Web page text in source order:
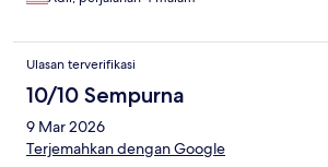
Ulasan terverifikasi
10/10 Sempurna
9 Mar 2026
Terjemahkan dengan Google